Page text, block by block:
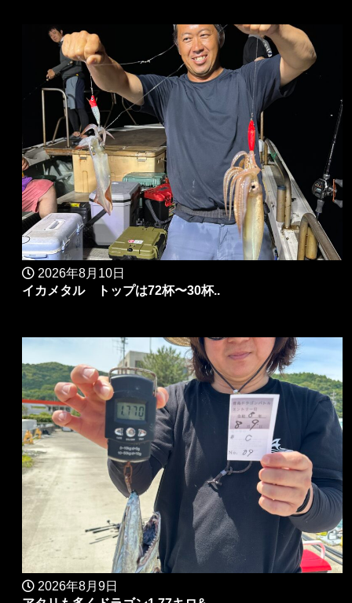
2026年8月10日
イカメタル トップは72杯〜30杯..
2026年8月9日